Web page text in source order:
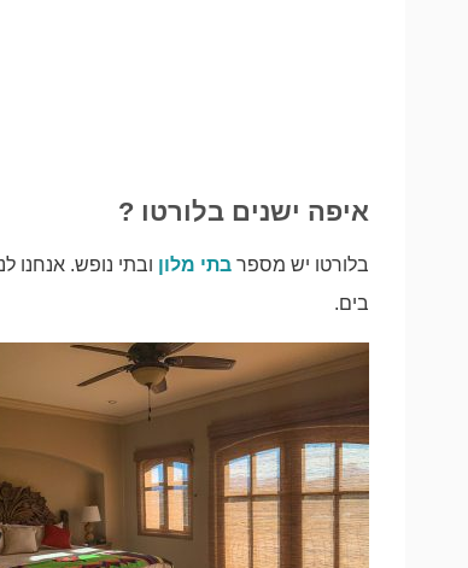
איפה ישנים בלורטו ?
בלורטו יש מספר בתי מלון ובתי נופש. אנחנו
בים.